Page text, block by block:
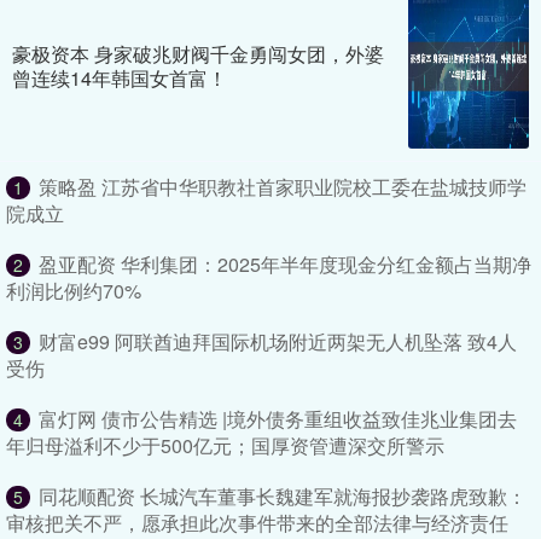
豪极资本 身家破兆财阀千金勇闯女团，外婆
曾连续14年韩国女首富！
1
策略盈 江苏省中华职教社首家职业院校工委在盐城技师学
院成立
2
盈亚配资 华利集团：2025年半年度现金分红金额占当期净
利润比例约70%
3
财富e99 阿联酋迪拜国际机场附近两架无人机坠落 致4人
受伤
4
富灯网 债市公告精选 |境外债务重组收益致佳兆业集团去
年归母溢利不少于500亿元；国厚资管遭深交所警示
5
同花顺配资 长城汽车董事长魏建军就海报抄袭路虎致歉：
审核把关不严，愿承担此次事件带来的全部法律与经济责任